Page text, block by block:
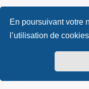
En poursuivant votre
l’utilisation de